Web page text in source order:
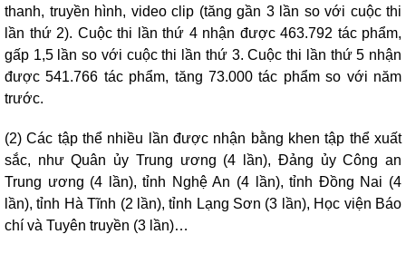
thanh, truyền hình, video clip (tăng gần 3 lần so với cuộc thi
lần thứ 2). Cuộc thi lần thứ 4 nhận được 463.792 tác phẩm,
gấp 1,5 lần so với cuộc thi lần thứ 3. Cuộc thi lần thứ 5 nhận
được 541.766 tác phẩm, tăng 73.000 tác phẩm so với năm
trước.
(2) Các tập thể nhiều lần được nhận bằng khen tập thể xuất
sắc, như Quân ủy Trung ương (4 lần), Đảng ủy Công an
Trung ương (4 lần), tỉnh Nghệ An (4 lần), tỉnh Đồng Nai (4
lần), tỉnh Hà Tĩnh (2 lần), tỉnh Lạng Sơn (3 lần), Học viện Báo
chí và Tuyên truyền (3 lần)…